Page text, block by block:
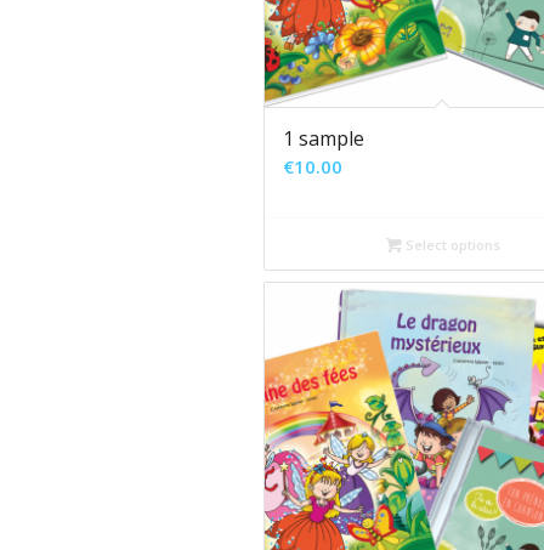
1 sample
€10.00
Select options